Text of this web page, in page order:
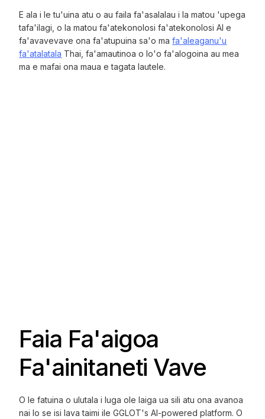
E ala i le tu'uina atu o au faila fa'asalalau i la matou 'upega
tafa'ilagi, o la matou fa'atekonolosi fa'atekonolosi AI e
fa'avavevave ona fa'atupuina sa'o mafa'aleaganu'u
fa'atalatala Thai, fa'amautinoa o lo'o fa'alogoina au mea
ma e mafai ona maua e tagata lautele.
Faia Fa'aigoa
Fa'ainitaneti Vave
O le fatuina o ulutala i luga ole laiga ua sili atu ona avanoa
nai lo se isi lava taimi ile GGLOT's AI-powered platform. O